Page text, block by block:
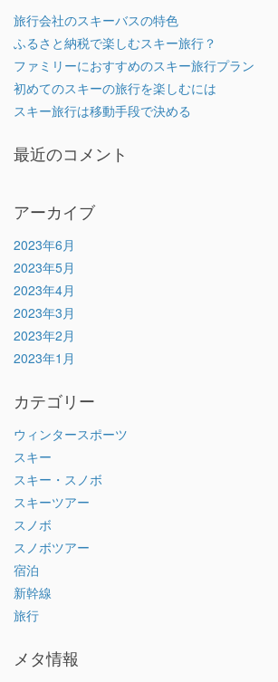
旅行会社のスキーバスの特色
ふるさと納税で楽しむスキー旅行？
ファミリーにおすすめのスキー旅行プラン
初めてのスキーの旅行を楽しむには
スキー旅行は移動手段で決める
最近のコメント
アーカイブ
2023年6月
2023年5月
2023年4月
2023年3月
2023年2月
2023年1月
カテゴリー
ウィンタースポーツ
スキー
スキー・スノボ
スキーツアー
スノボ
スノボツアー
宿泊
新幹線
旅行
メタ情報